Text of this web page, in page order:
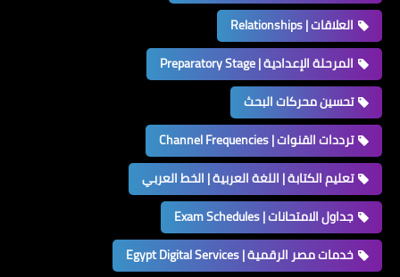
العلاقات | Relationships
المرحلة الإعدادية | Preparatory Stage
تحسين محركات البحث
ترددات القنوات | Channel Frequencies
تعليم الكتابة | اللغة العربية | الخط العربي
جداول الامتحانات | Exam Schedules
خدمات مصر الرقمية | Egypt Digital Services